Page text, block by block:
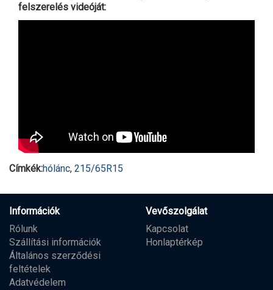
felszerelés videóját:
Címkék:hólánc, 215/65R15
Információk
Rólunk
Szállítási információk
Általános szerződési
feltételek
Adatvédelem
Vevőszolgálat
Kapcsolat
Honlaptérkép